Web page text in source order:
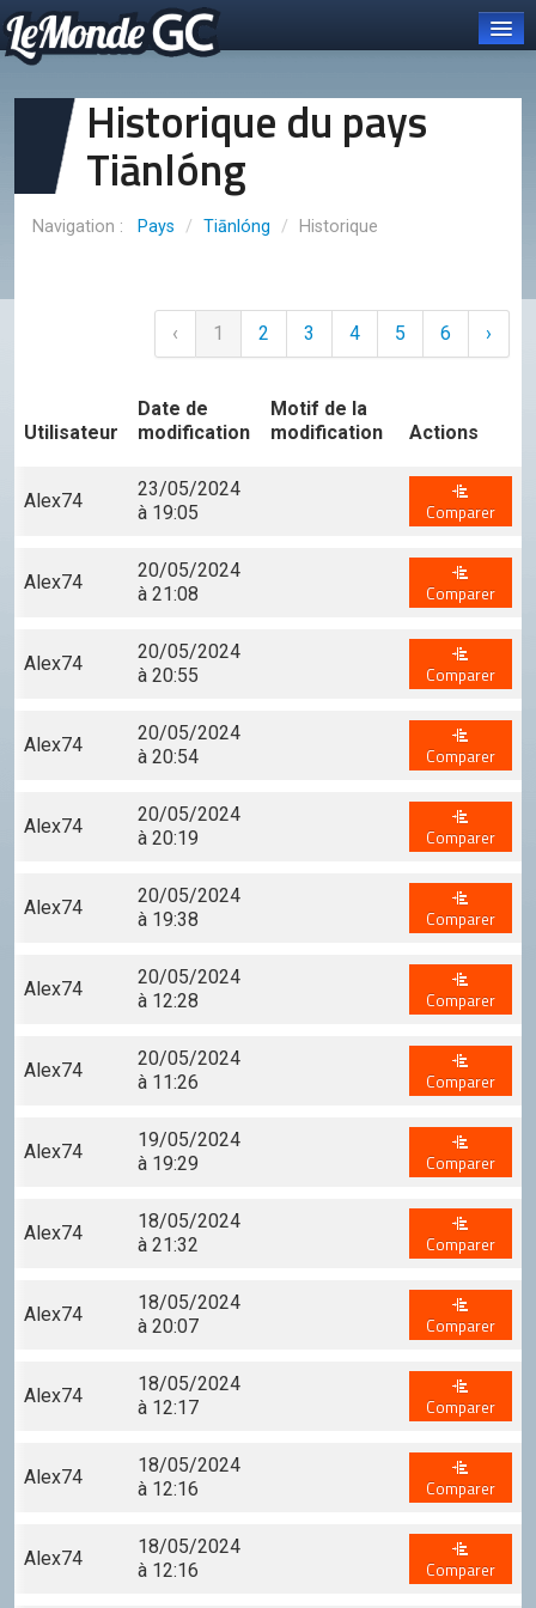
Connexion
Carte et pays
À PROPOS DE L'OCGC
Présentation de l'OCGC
ORGANES DE L'OCGC
Assemblée générale
Géographie
Économie
Participer
L'UNIVERS GC
Discord
CONTRIBUER
Historique du pays
Tiānlóng
Pays / Tiānlóng / Historique
‹ 1 2 3 4 5 6 ›
Utilisateur
Date de
modification
Motif de la
modification
Actions
Alex74
23/05/2024
à 19:05
Comparer
Alex74
20/05/2024
à 21:08
Comparer
Alex74
20/05/2024
à 20:55
Comparer
Alex74
20/05/2024
à 20:54
Comparer
Alex74
20/05/2024
à 20:19
Comparer
Alex74
20/05/2024
à 19:38
Comparer
Alex74
20/05/2024
à 12:28
Comparer
Alex74
20/05/2024
à 11:26
Comparer
Alex74
19/05/2024
à 19:29
Comparer
Alex74
18/05/2024
à 21:32
Comparer
Alex74
18/05/2024
à 20:07
Comparer
Alex74
18/05/2024
à 12:17
Comparer
Alex74
18/05/2024
à 12:16
Comparer
Alex74
18/05/2024
à 12:16
Comparer